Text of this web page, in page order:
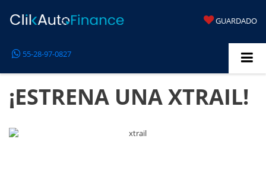
GUARDADO
55-28-97-0827
¡ESTRENA UNA XTRAIL!